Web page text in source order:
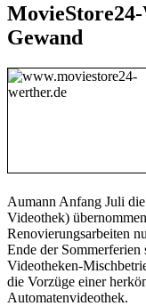
Gewand
Aumann Anfang Juli
Videothek)
Renovierungsarbeiten
Ende der
Videotheken-
die Vorzüge einer
Automatenvideothek.